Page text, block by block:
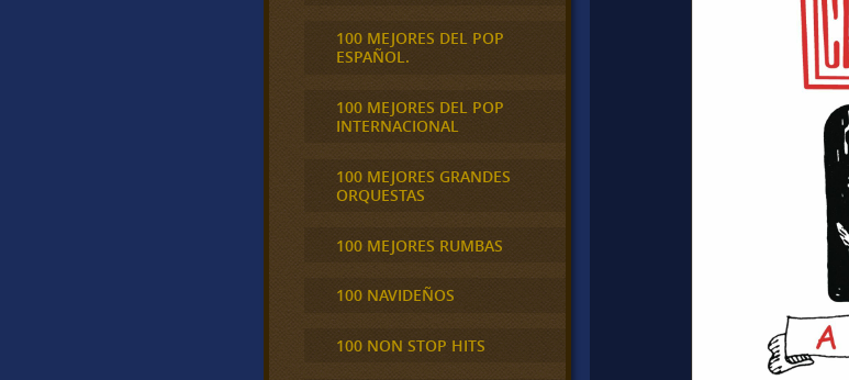
100 MEJORES DEL POP
ESPAÑOL.
100 MEJORES DEL POP
INTERNACIONAL
100 MEJORES GRANDES
ORQUESTAS
100 MEJORES RUMBAS
100 NAVIDEÑOS
100 NON STOP HITS